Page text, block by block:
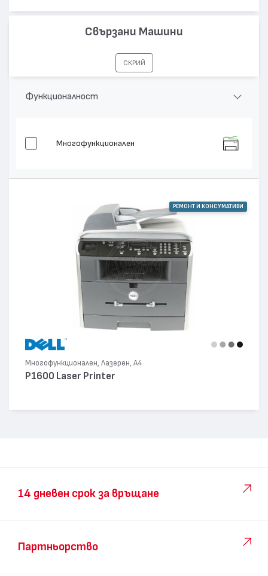
Свързани Машини
СКРИЙ
Функционалност
Многофункционален
РЕМОНТ И КОНСУМАТИВИ
Многофункционален, Лазерен, А4
P1600 Laser Printer
14 дневен срок за връщане
Партньорство